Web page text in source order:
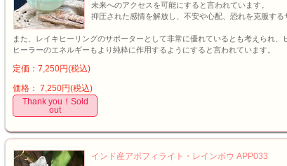
未来へのアクセスを可能にすると言われています。
抑圧された感情を解放し、不安や心配、恐れを克服する
また、レイキヒーリングのサポーターとして非常に優れているとも考えられ、
ヒーラーのエネルギーもより純粋に作用するようにすると言われています。
定価：7,250円(税込)
価格： 7,250円(税込)
Thank you！Sold
out
インド産アポフィライト・レインボウ APP033